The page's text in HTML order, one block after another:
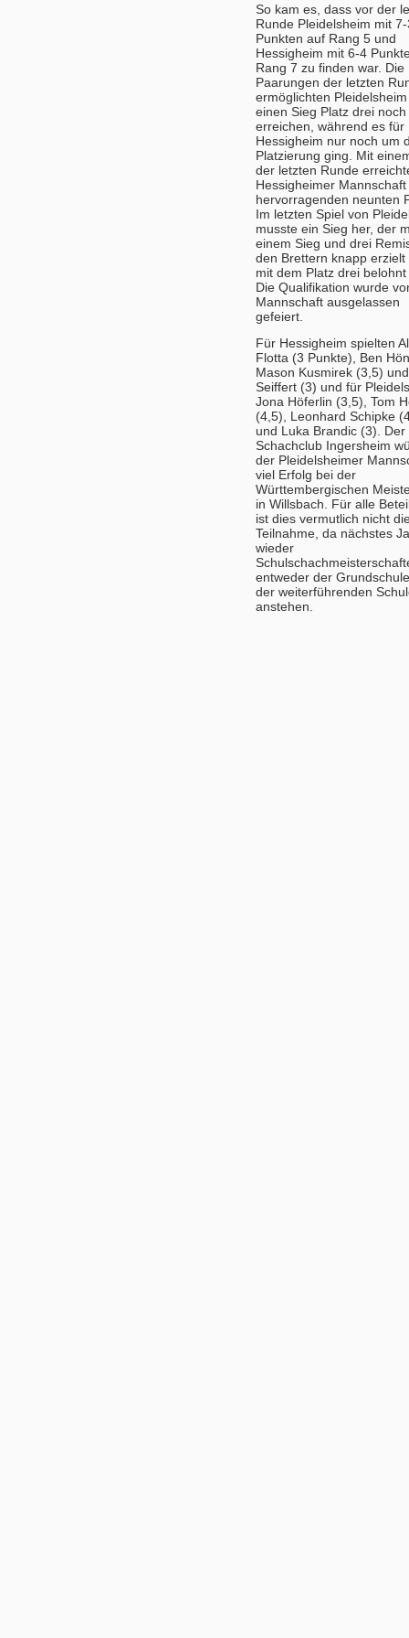
So kam es, dass vor der
Runde Pleidelsheim mit
Punkten auf Rang 5 und
Hessigheim mit 6-4
Rang 7 zu finden war. Die
Paarungen der letzten
ermöglichten
einen Sieg Platz drei noch
erreichen, während es für
Hessigheim nur noch um
Platzierung ging. Mit
der letzten Runde
Hessigheimer
hervorragenden neunten
Im letzten Spiel von
musste ein Sieg her, der
einem Sieg und drei
den Brettern knapp erzielt
mit dem Platz drei
Die Qualifikation wurde
Mannschaft ausgelassen
gefeiert.
Für Hessigheim spielten
Flotta (3 Punkte), Ben
Mason Kusmirek (3,5)
Seiffert (3) und für
Jona Höferlin (3,5), Tom
(4,5), Leonhard Schipke
und Luka Brandic (3). Der
Schachclub Ingersheim
der Pleidelsheimer
viel Erfolg bei der
Württembergischen
in Willsbach. Für alle
ist dies vermutlich nicht
Teilnahme, da nächstes
wieder
entweder der
der weiterführenden
anstehen.